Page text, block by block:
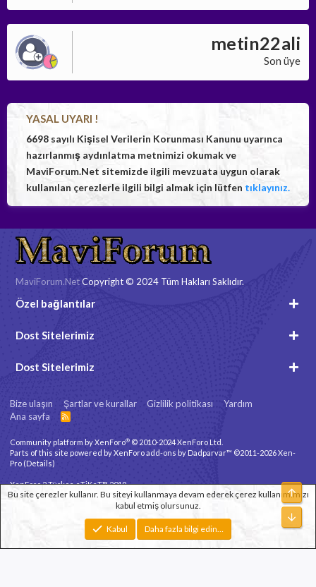
metin22ali
Son üye
YASAL UYARI !
6698 sayılı Kişisel Verilerin Korunması Kanunu uyarınca
hazırlanmış aydınlatma metnimizi okumak ve
MaviForum.Net sitemizde ilgili mevzuata uygun olarak
kullanılan çerezlerle ilgili bilgi almak için lütfen tıklayınız.
MaviForum.NetCopyright © 2024 Tüm Hakları Saklıdır.
Özel bağlantılar
Dost Sitelerimiz
Dost Sitelerimiz
Bize ulaşın Şartlar ve kurallar Gizlilik politikası
Yardım
Ana sayfa
R
Community platform by XenForo® © 2010-2024 XenForo Ltd.
Parts of this site powered byXenForo add-ons by Dadparvar™ ©2011-2026Xen-
Pro (Details)
XenForo 2 Türkçe eTiKeT™ 2019
© by ©XenTR
Toplam sorgu Toplam zaman
En fazla bellek
Bu site çerezler kullanır. Bu siteyi kullanmaya devam ederek çerez kullanımımızı
kabul etmiş olursunuz.
Kabul Daha fazla bilgi edin…
Üst
Alt